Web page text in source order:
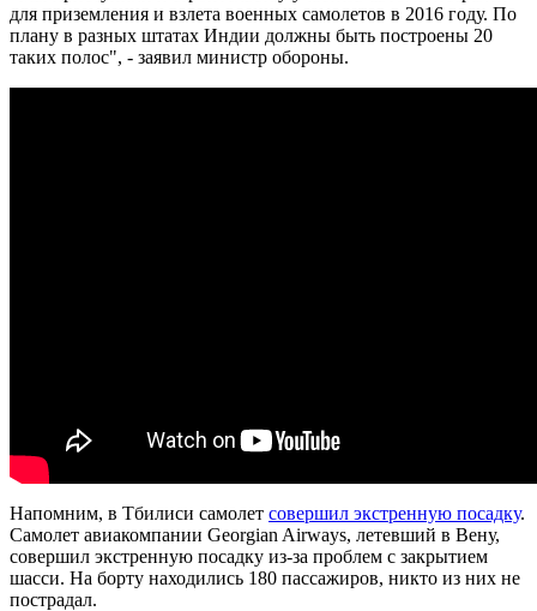
для приземления и взлета военных самолетов в 2016 году. По
плану в разных штатах Индии должны быть построены 20
таких полос", - заявил министр обороны.
Напомним, в Тбилиси самолет совершил экстренную посадку.
Самолет авиакомпании Georgian Airways, летевший в Вену,
совершил экстренную посадку из-за проблем с закрытием
шасси. На борту находились 180 пассажиров, никто из них не
пострадал.